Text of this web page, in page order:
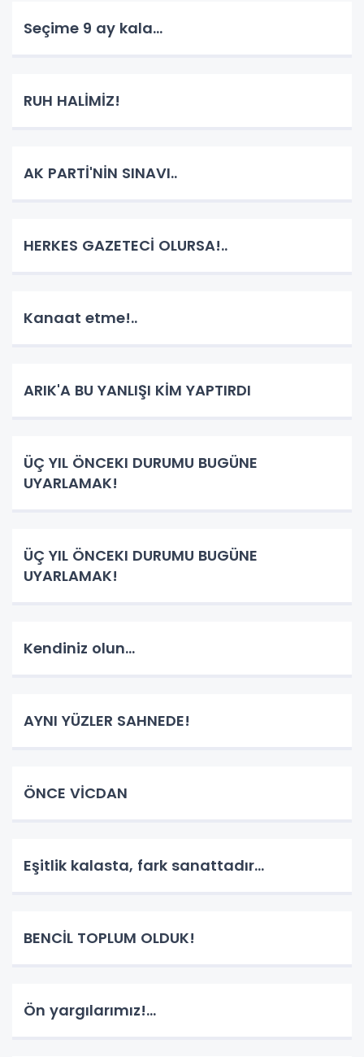
Seçime 9 ay kala...
RUH HALİMİZ!
AK PARTİ'NİN SINAVI..
HERKES GAZETECİ OLURSA!..
Kanaat etme!..
ARIK'A BU YANLIŞI KİM YAPTIRDI
ÜÇ YIL ÖNCEKI DURUMU BUGÜNE
UYARLAMAK!
ÜÇ YIL ÖNCEKI DURUMU BUGÜNE
UYARLAMAK!
Kendiniz olun...
AYNI YÜZLER SAHNEDE!
ÖNCE VİCDAN
Eşitlik kalasta, fark sanattadır...
BENCİL TOPLUM OLDUK!
Ön yargılarımız!...